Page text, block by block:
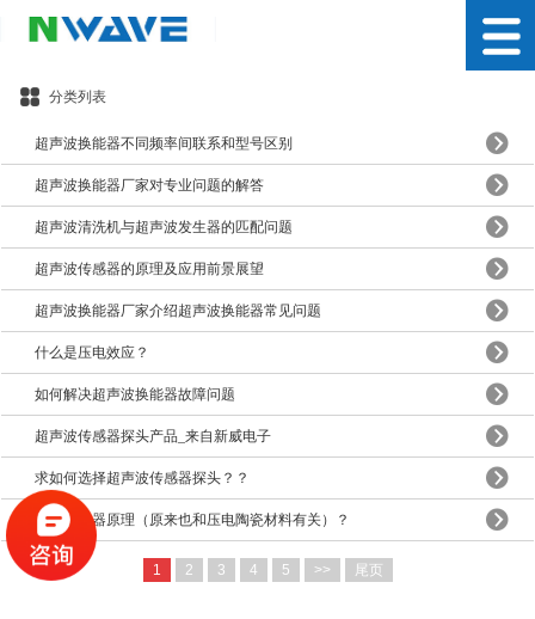
分类列表
超声波换能器不同频率间联系和型号区别
超声波换能器厂家对专业问题的解答
超声波清洗机与超声波发生器的匹配问题
超声波传感器的原理及应用前景展望
超声波换能器厂家介绍超声波换能器常见问题
什么是压电效应？
如何解决超声波换能器故障问题
超声波传感器探头产品_来自新威电子
求如何选择超声波传感器探头？？
微信计步器原理（原来也和压电陶瓷材料有关）？
1 2 3 4 5 >> 尾页